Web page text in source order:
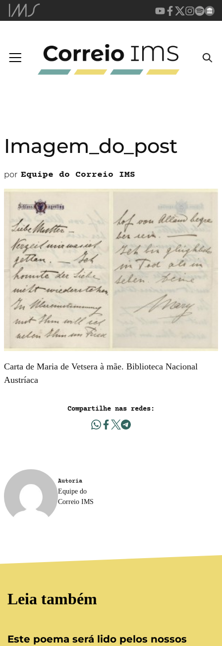
Imagem_do_post
por Equipe do Correio IMS
Carta de Maria de Vetsera à mãe. Biblioteca Nacional
Austríaca
Compartilhe nas redes:
Autoria
Equipe do
Correio IMS
Leia também
Este poema será lido pelos nossos